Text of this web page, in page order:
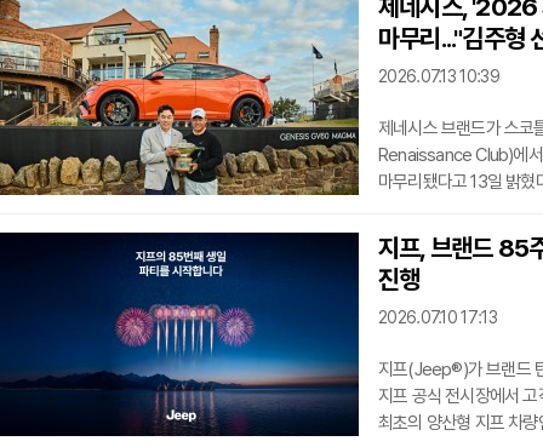
상담부터 일반 정비와
3,839.88㎡(약 1,162평
리셉션과 고객 라운지,
제네시스, '2026
마무리..."김주형
2026.07.13 10:39
제네시스 브랜드가 스
Renaissance Club)에
마무리됐다고 13일 밝
방문했다.'2026 제네시
기록한 김주형 선수가
GV60 마그마 모델을 받
이름을 올렸다. 지난
지프, 브랜드 85
진행
2026.07.10 17:13
지프(Jeep®)가 브랜드
지프 공식 전시장에서
최초의 양산형 지프 차